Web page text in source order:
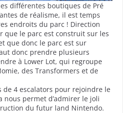
différentes boutiques de Pré
de réalisme, il est temps
endroits du parc ! Direction
que le parc est construit sur les
que donc le parc est sur
donc prendre plusieurs
à Lower Lot, qui regroupe
des Transformers et de
de 4 escalators pour rejoindre le
nous permet d’admirer le joli
du futur land Nintendo.